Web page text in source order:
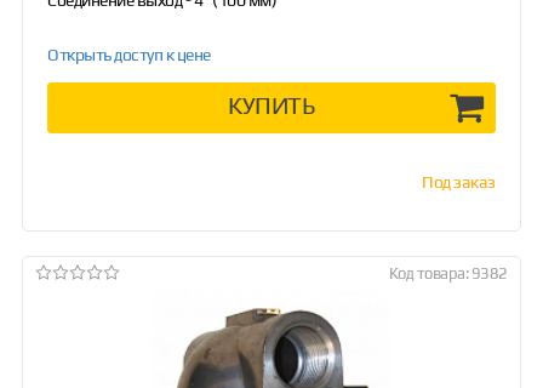
Открыть доступ к цене
КУПИТЬ
Под заказ
Код товара: 9382